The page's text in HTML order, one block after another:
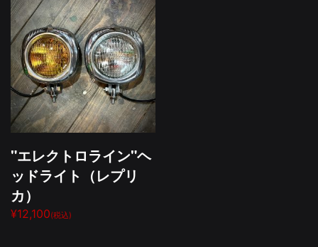
"エレクトロライン"ヘ
ッドライト（レプリ
カ）
¥12,100(税込)